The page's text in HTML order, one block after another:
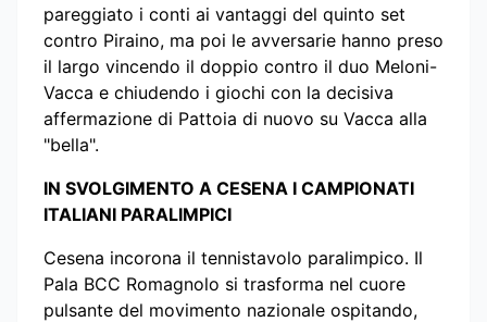
pareggiato i conti ai vantaggi del quinto set
contro Piraino, ma poi le avversarie hanno preso
il largo vincendo il doppio contro il duo Meloni-
Vacca e chiudendo i giochi con la decisiva
affermazione di Pattoia di nuovo su Vacca alla
"bella".
IN SVOLGIMENTO A CESENA I CAMPIONATI
ITALIANI PARALIMPICI
Cesena incorona il tennistavolo paralimpico. Il
Pala BCC Romagnolo si trasforma nel cuore
pulsante del movimento nazionale ospitando,